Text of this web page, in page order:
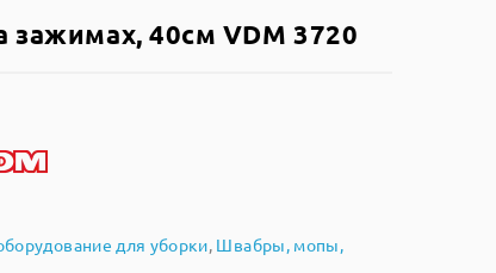
зажимах, 40см VDM 3720
для уборки, Швабры, мопы,